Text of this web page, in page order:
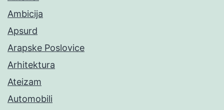
Ambicija
Apsurd
Arapske Poslovice
Arhitektura
Ateizam
Automobili